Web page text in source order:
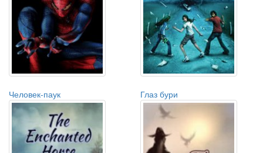
Человек-паук Глаз бури